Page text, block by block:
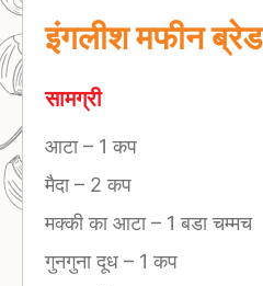
इंगलीश मफीन ब्रेड
सामग्री
आटा– 1 कप
मैदा– 2 कप
मक्की का आटा– 1 बडा चम्मच
गुनगुना दूध – 1 कप